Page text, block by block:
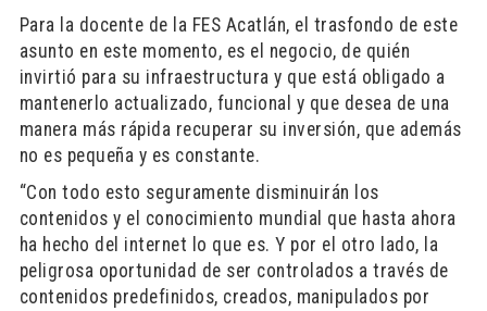
Para la docente de la FES Acatlán, el trasfondo de este
asunto en este momento, es el negocio, de quién
invirtió para su infraestructura y que está obligado a
mantenerlo actualizado, funcional y que desea de una
manera más rápida recuperar su inversión, que además
no es pequeña y es constante.
“Con todo esto seguramente disminuirán los
contenidos y el conocimiento mundial que hasta ahora
ha hecho del internet lo que es. Y por el otro lado, la
peligrosa oportunidad de ser controlados a través de
contenidos predefinidos, creados, manipulados por